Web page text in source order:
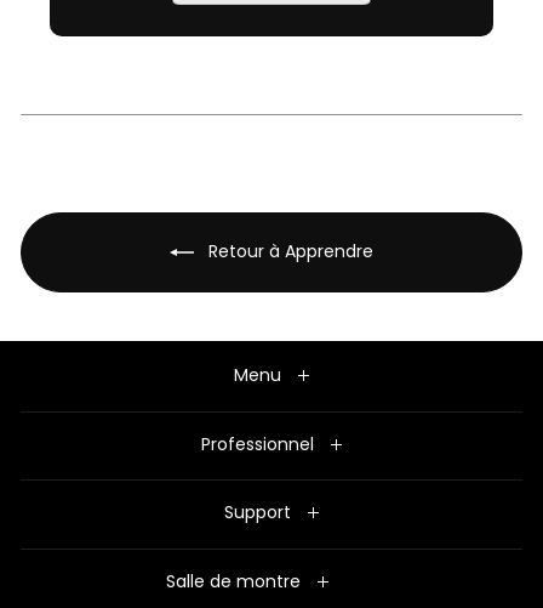
Retour à Apprendre
Menu
Professionnel
Support
Salle de montre